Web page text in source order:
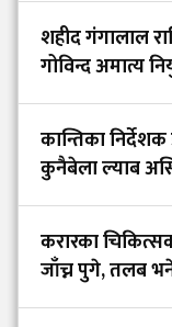
शहीद गंगालाल
गोविन्द अमात्य
कान्तिका
कुनैबेला ल्याब
करारका
जाँच्न पुगे, तलब